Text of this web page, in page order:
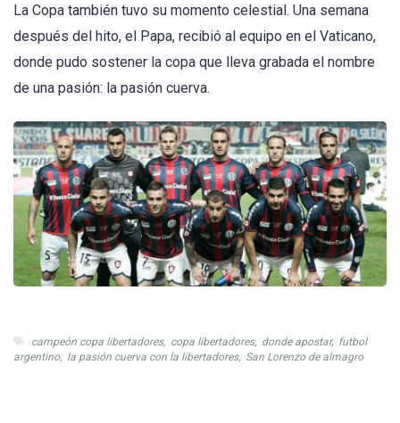
La Copa también tuvo su momento celestial. Una semana
después del hito, el Papa, recibió al equipo en el Vaticano,
donde pudo sostener la copa que lleva grabada el nombre
de una pasión: la pasión cuerva.
campeón copa libertadores, copa libertadores, donde apostar, futbol
argentino, la pasión cuerva con la libertadores, San Lorenzo de almagro